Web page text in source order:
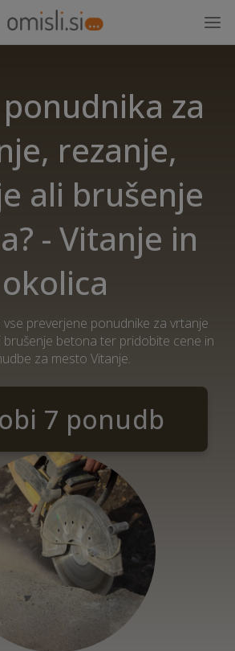
za
rezanje,
ali brušenje
- Vitanje in
okolica
preverjene ponudnike za vrtanje
brušenje betona ter pridobite cene in
za mesto Vitanje.
7 ponudb